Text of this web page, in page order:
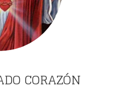
CORAZÓN